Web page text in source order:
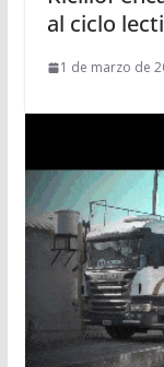
al ciclo
1 de marzo de